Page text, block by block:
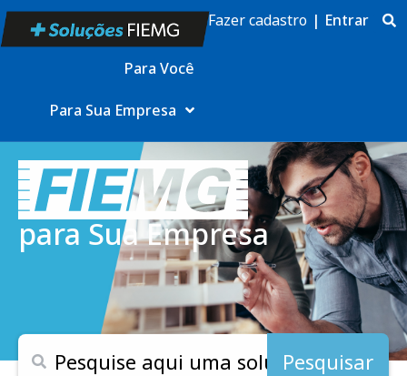
Para Você
Para Sua Empresa
Fazer cadastro | Entrar
para Sua Empresa
Pesquisar